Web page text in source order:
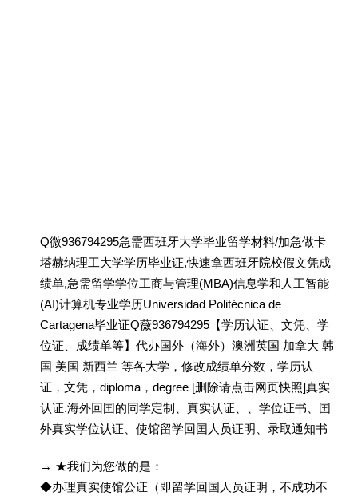
Q微936794295急需西班牙大学毕业留学材料/加急做卡
塔赫纳理工大学学历毕业证,快速拿西班牙院校假文凭成
绩单,急需留学学位工商与管理(MBA)信息学和人工智能
(AI)计算机专业学历Universidad Politécnica de
Cartagena毕业证Q薇936794295【学历认证、文凭、学
位证、成绩单等】代办国外（海外）澳洲英国 加拿大 韩
国 美国 新西兰 等各大学，修改成绩单分数，学历认
证，文凭，diploma，degree [删除请点击网页快照]真实
认证.海外回囯的同学定制、真实认证、、学位证书、囯
外真实学位认证、使馆留学回囯人员证明、录取通知书
→ ★我们为您做的是：
◆办理真实使馆公证（即留学回国人员证明，不成功不